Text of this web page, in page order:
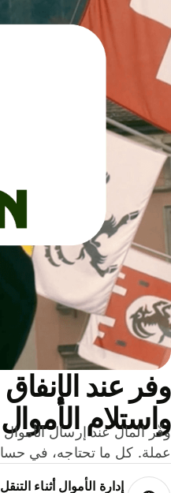
عند الإنفاق
الأموال
كل ما تحتاجه، في حساب
إدارة الأموال أثناء التنقل